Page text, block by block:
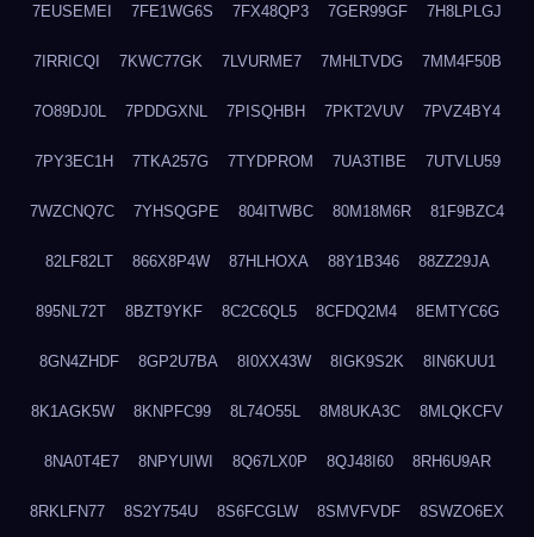
7EUSEMEI 7FE1WG6S 7FX48QP3 7GER99GF 7H8LPLGJ
7IRRICQI 7KWC77GK 7LVURME7 7MHLTVDG 7MM4F50B
7O89DJ0L 7PDDGXNL 7PISQHBH 7PKT2VUV 7PVZ4BY4
7PY3EC1H 7TKA257G 7TYDPROM 7UA3TIBE 7UTVLU59
7WZCNQ7C 7YHSQGPE 804ITWBC 80M18M6R 81F9BZC4
82LF82LT 866X8P4W 87HLHOXA 88Y1B346 88ZZ29JA
895NL72T 8BZT9YKF 8C2C6QL5 8CFDQ2M4 8EMTYC6G
8GN4ZHDF 8GP2U7BA 8I0XX43W 8IGK9S2K 8IN6KUU1
8K1AGK5W 8KNPFC99 8L74O55L 8M8UKA3C 8MLQKCFV
8NA0T4E7 8NPYUIWI 8Q67LX0P 8QJ48I60 8RH6U9AR
8RKLFN77 8S2Y754U 8S6FCGLW 8SMVFVDF 8SWZO6EX